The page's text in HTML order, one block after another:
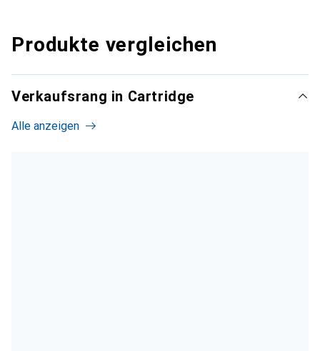
Produkte vergleichen
Verkaufsrang in Cartridge
Alle anzeigen